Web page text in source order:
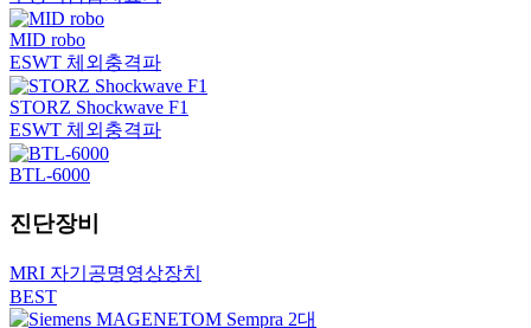
MID robo
ESWT 체외충격파
STORZ Shockwave F1
ESWT 체외충격파
BTL-6000
진단장비
MRI 자기공명영상장치
BEST